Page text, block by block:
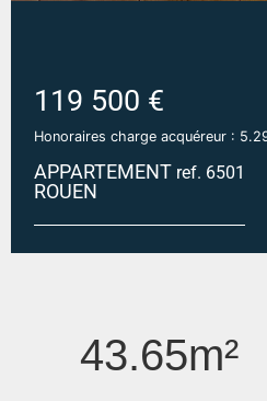
119 500 €
Honoraires charge acquéreur :
APPARTEMENT ref. 6501
ROUEN
43.65m²